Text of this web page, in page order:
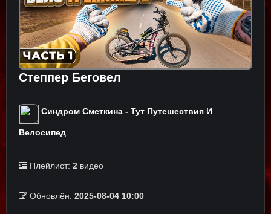
Степпер Беговел
Синдром Сметкина - Тут Путешествия И
Велосипед
Плейлист: 2 видео
Обновлён: 2025-08-04 10:00